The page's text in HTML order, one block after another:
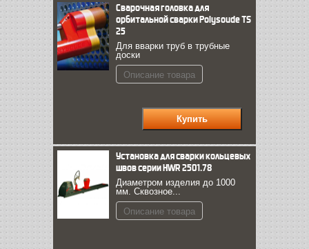
Сварочная головка для
орбитальной сварки Polysoude TS
25
Для вварки труб в трубные
доски
Описание товара
Установка для сварки кольцевых
швов серии HWR 2501.78
Диаметром изделия до 1000
мм. Сквозное...
Описание товара